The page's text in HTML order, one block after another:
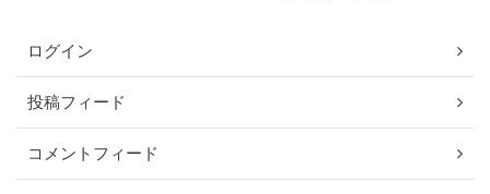
ログイン
投稿フィード
コメントフィード